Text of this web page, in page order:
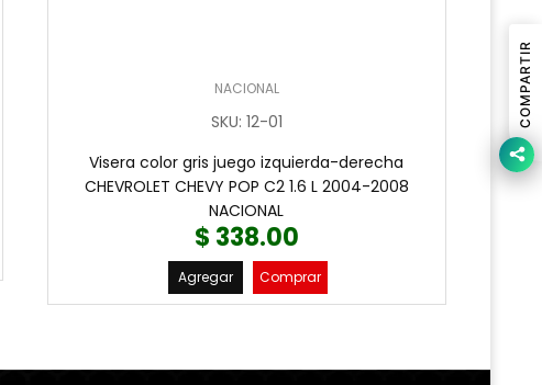
NACIONAL
SKU: 12-01
Visera color gris juego izquierda-derecha
CHEVROLET CHEVY POP C2 1.6 L 2004-2008
NACIONAL
$ 338.00
Agregar Comprar
COMPARTIR